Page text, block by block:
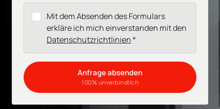
Mit dem Absenden des Formulars
erkläre ich mich einverstanden mit den
Datenschutzrichtlinien*
Anfrage absenden
100% unverbindlich